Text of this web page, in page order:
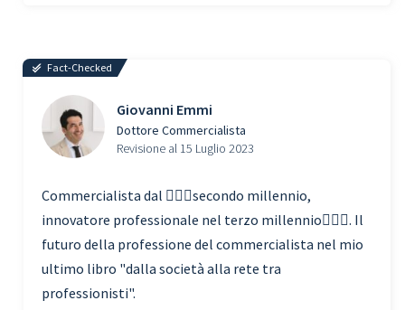
Fact-Checked
Giovanni Emmi
Dottore Commercialista
Revisione al 15 Luglio 2023
Commercialista dal 🧗🏾‍♀️secondo millennio,
innovatore professionale nel terzo millennio🏃🏾‍♂️. Il
futuro della professione del commercialista nel mio
ultimo libro "dalla società alla rete tra
professionisti".